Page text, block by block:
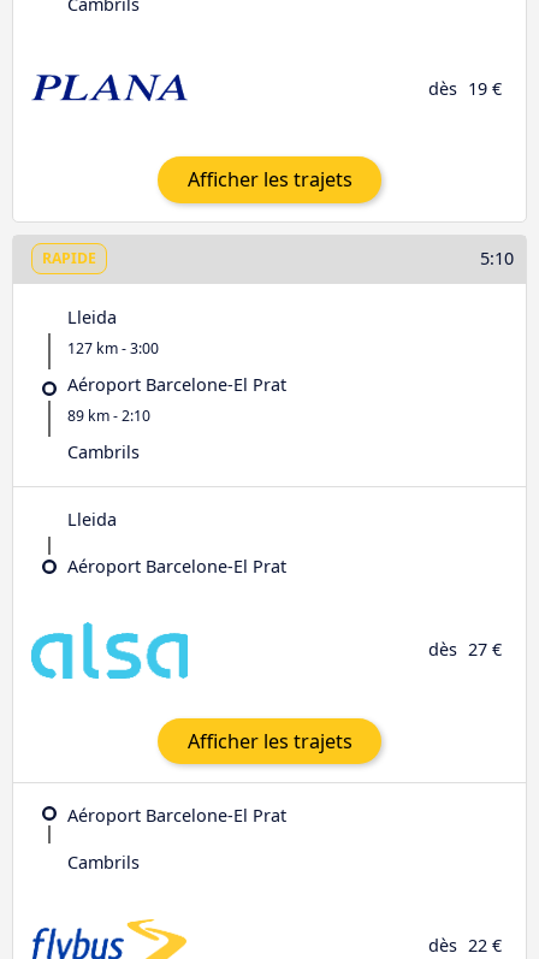
Cambrils
dès 19 €
Afficher les trajets
RAPIDE 5:10
Lleida
127 km - 3:00
Aéroport Barcelone-El Prat
89 km - 2:10
Cambrils
Lleida
Aéroport Barcelone-El Prat
dès 27 €
Afficher les trajets
Aéroport Barcelone-El Prat
Cambrils
dès 22 €